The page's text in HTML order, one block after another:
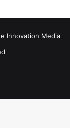
Innovation Media